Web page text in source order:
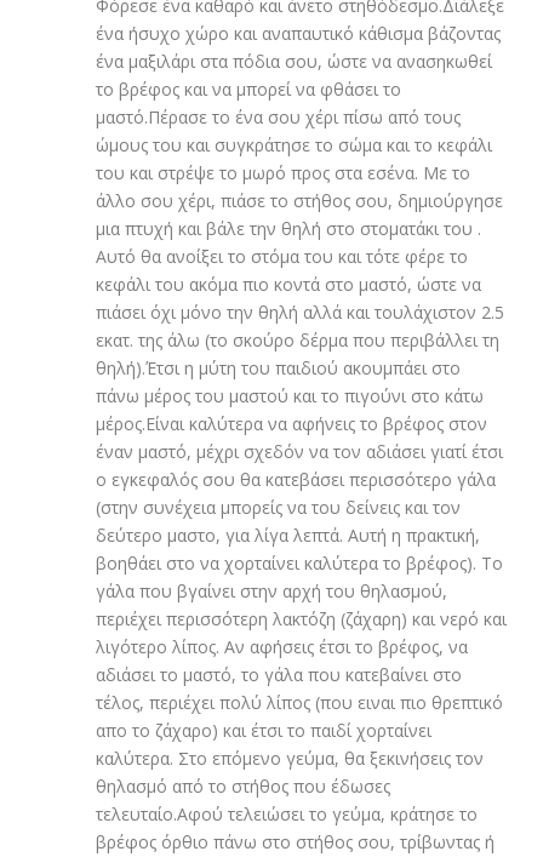
Φόρεσε ένα καθαρό και άνετο στηθόδεσμο.Διάλεξε
ένα ήσυχο χώρο και αναπαυτικό κάθισμα βάζοντας
ένα μαξιλάρι στα πόδια σου, ώστε να ανασηκωθεί
το βρέφος και να μπορεί να φθάσει το
μαστό.Πέρασε το ένα σου χέρι πίσω από τους
ώμους του και συγκράτησε το σώμα και το κεφάλι
του και στρέψε το μωρό προς στα εσένα. Με το
άλλο σου χέρι, πιάσε το στήθος σου, δημιούργησε
μια πτυχή και βάλε την θηλή στο στοματάκι του .
Αυτό θα ανοίξει το στόμα του και τότε φέρε το
κεφάλι του ακόμα πιο κοντά στο μαστό, ώστε να
πιάσει όχι μόνο την θηλή αλλά και τουλάχιστον 2.5
εκατ. της άλω (το σκούρο δέρμα που περιβάλλει τη
θηλή).Έτσι η μύτη του παιδιού ακουμπάει στο
πάνω μέρος του μαστού και το πιγούνι στο κάτω
μέρος.Είναι καλύτερα να αφήνεις το βρέφος στον
έναν μαστό, μέχρι σχεδόν να τον αδιάσει γιατί έτσι
ο εγκεφαλός σου θα κατεβάσει περισσότερο γάλα
(στην συνέχεια μπορείς να του δείνεις και τον
δεύτερο μαστο, για λίγα λεπτά. Αυτή η πρακτική,
βοηθάει στο να χορταίνει καλύτερα το βρέφος). Το
γάλα που βγαίνει στην αρχή του θηλασμού,
περιέχει περισσότερη λακτόζη (ζάχαρη) και νερό και
λιγότερο λίπος. Αν αφήσεις έτσι το βρέφος, να
αδιάσει το μαστό, το γάλα που κατεβαίνει στο
τέλος, περιέχει πολύ λίπος (που ειναι πιο θρεπτικό
απο το ζάχαρο) και έτσι το παιδί χορταίνει
καλύτερα. Στο επόμενο γεύμα, θα ξεκινήσεις τον
θηλασμό από το στήθος που έδωσες
τελευταίο.Αφού τελειώσει το γεύμα, κράτησε το
βρέφος όρθιο πάνω στο στήθος σου, τρίβωντας ή